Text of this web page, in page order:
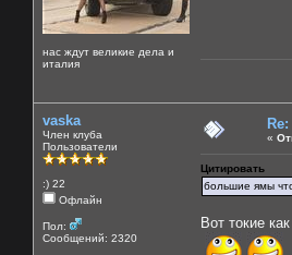
нас ждут великие дела и
италия
vaska
Член клуба
Пользователи
:) 22
Офлайн
Пол:
Сообщений: 2320
«
Цитировать
большие ямы
Вот токие